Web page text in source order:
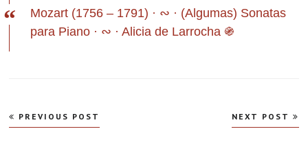
Mozart (1756 – 1791) · ∾ · (Algumas) Sonatas
para Piano · ∾ · Alicia de Larrocha ֍
Navegação
de
PREVIOUS POST NEXT POST